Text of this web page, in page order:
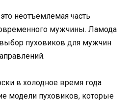
неотъемлемая часть
мужчины. Ламода
пуховиков для мужчин
в холодное время года
модели пуховиков, которые